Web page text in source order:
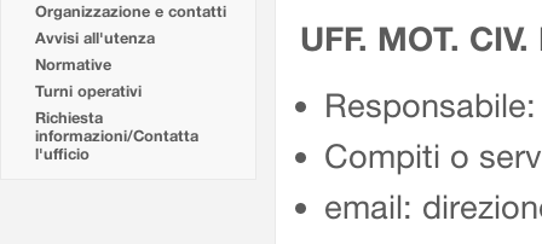
Organizzazione e contatti
Avvisi all'utenza
Normative
Turni operativi
Richiesta
informazioni/Contatta
l'ufficio
UFF. MOT.
Compiti o
email: